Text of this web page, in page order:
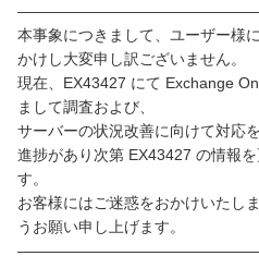
本事象につきまして、ユーザー様
かけし大変申し訳ございません。
現在、EX43427 にて Exchange
まして調査および、
サーバーの状況改善に向けて対応
進捗があり次第 EX43427 の情報
す。
お客様にはご迷惑をおかけいたし
うお願い申し上げます。